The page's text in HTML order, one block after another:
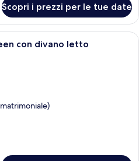
Scopri i prezzi per le tue date
Minibar, una cassaforte in camera,
con divano letto